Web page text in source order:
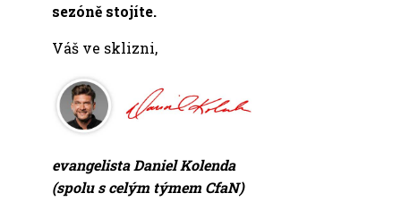
sezóně stojíte.
Váš ve sklizni,
evangelista Daniel Kolenda
(spolu s celým týmem CfaN)